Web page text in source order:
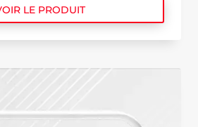
LE PRODUIT